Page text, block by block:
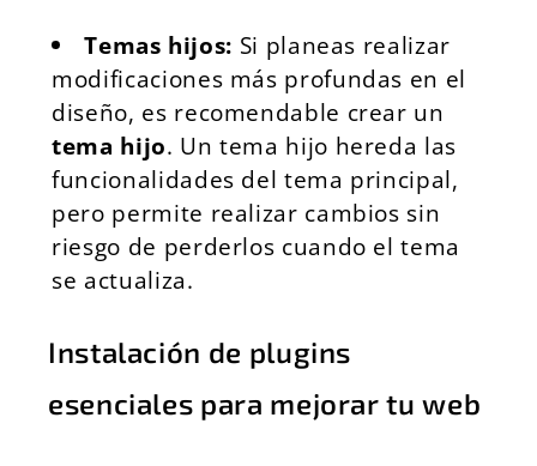
Temas hijos: Si planeas realizar
modificaciones más profundas en el
diseño, es recomendable crear un
tema hijo. Un tema hijo hereda las
funcionalidades del tema principal,
pero permite realizar cambios sin
riesgo de perderlos cuando el tema
se actualiza.
Instalación de plugins
esenciales para mejorar tu web